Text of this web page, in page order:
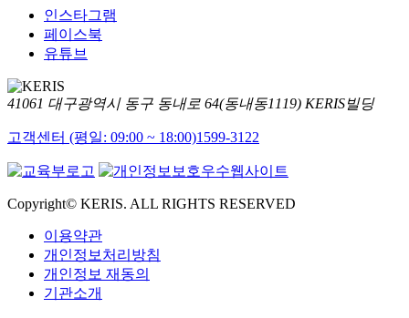
인스타그램
페이스북
유튜브
41061 대구광역시 동구 동내로 64(동내동1119) KERIS빌딩
고객센터 (평일: 09:00 ~ 18:00)1599-3122
Copyright© KERIS. ALL RIGHTS RESERVED
이용약관
개인정보처리방침
개인정보 재동의
기관소개